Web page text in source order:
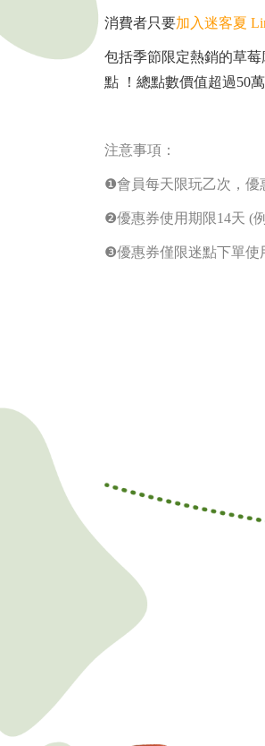
消費者只要加入迷客夏
包括季節限定熱銷的草
點 ！總點數價值超過50
注意事項：
❶會員每天限玩乙次，優
❷優惠券使用期限14天 (例
❸優惠券僅限迷點下單使